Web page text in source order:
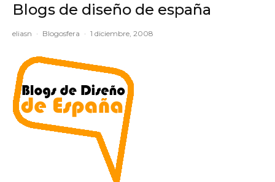
Blogs de diseño de españa
eliasn · Blogosfera · 1 diciembre, 2008